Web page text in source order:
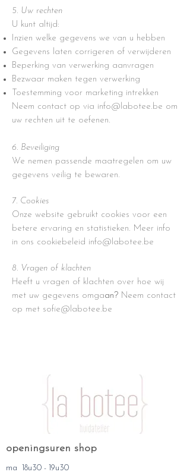
5. Uw rechten
U kunt altijd:
Inzien welke gegevens we van u hebben
Gegevens laten corrigeren of verwijderen
Beperking van verwerking aanvragen
Bezwaar maken tegen verwerking
Toestemming voor marketing intrekken
Neem contact op via info@labotee.be om
uw rechten uit te oefenen.
6. Beveiliging
We nemen passende maatregelen om uw
gegevens veilig te bewaren.
7. Cookies
Onze website gebruikt cookies voor een
betere ervaring en statistieken. Meer info
in ons cookiebeleid info@labotee.be
8. Vragen of klachten
Heeft u vragen of klachten over hoe wij
met uw gegevens omgaan? Neem contact
op met sofie@labotee.be
openingsuren shop
ma 18u30 - 19u30